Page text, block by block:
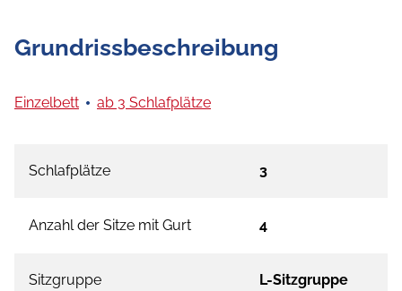
Grundrissbeschreibung
Einzelbett ab 3 Schlafplätze
Schlafplätze 3
Anzahl der Sitze mit Gurt 4
Sitzgruppe L-Sitzgruppe